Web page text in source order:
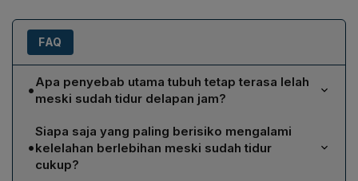
FAQ
•Apa penyebab utama tubuh tetap terasa lelah
meski sudah tidur delapan jam?
Meskipun durasi tidur terpenuhi, kualitas tidur yang
buruk menjadi akar utama kelelahan. Gangguan
memasuki fase deep sleep atau REM, sering terbangun
akibat kebisingan, suhu tidak cocok, atau mendengkur,
•
Siapa saja yang paling berisiko mengalami
kelelahan berlebihan meski sudah tidur
cukup?